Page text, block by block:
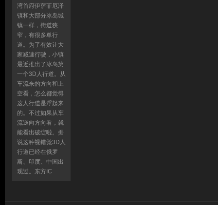
湾首府伊萨菲厄泽
镇和大部分冰岛城
镇一样，街道狭
窄，有很多单行
道。为了有效让大
家减速行驶，小镇
最近推出了冰岛第
一个3D人行道。从
车流来的方向和上
空看，怎么都觉得
这人行道是浮起来
的。不过如果从车
流逆向方向看，就
能看出破绽啦。据
说这种视错觉3D人
行道已经在俄罗
斯、印度、中国出
现过。东方IC